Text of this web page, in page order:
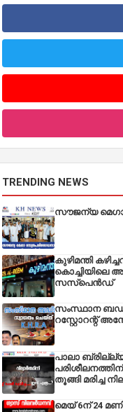
TRENDING NEWS
സൗജന്യ മെഗാ
കുഴിമന്തി
കൊച്ചിയിലെ
സസ്പെൻഡ്
സംസ്ഥാന
റസ്റ്റോറന്റ്
പാലാ
തൂങ്ങി മരിച്ച
മെയ് 6ന് 24